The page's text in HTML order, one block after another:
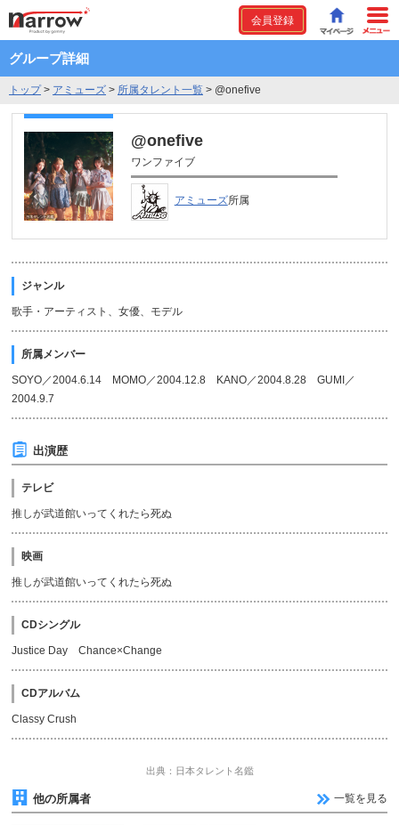
会員登録
グループ詳細
トップ> アミューズ > 所属タレント一覧 > @onefive
@onefive
ワンファイブ
アミューズ所属
ジャンル
歌手・アーティスト、女優、モデル
所属メンバー
SOYO／2004.6.14 MOMO／2004.12.8 KANO／2004.8.28 GUMI／
2004.9.7
出演歴
テレビ
推しが武道館いってくれたら死ぬ
映画
推しが武道館いってくれたら死ぬ
CDシングル
Justice Day Chance×Change
CDアルバム
Classy Crush
出典：日本タレント名鑑
他の所属者 一覧を見る